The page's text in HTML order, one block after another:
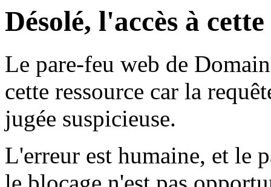
Désolé, l'accès à
Le pare-feu web de
cette ressource car la
jugée suspicieuse.
L'erreur est humaine, et le